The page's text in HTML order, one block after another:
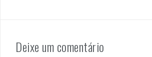
Deixe um comentário